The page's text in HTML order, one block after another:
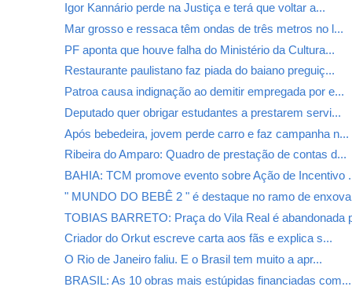
Igor Kannário perde na Justiça e terá que voltar a...
Mar grosso e ressaca têm ondas de três metros no l...
PF aponta que houve falha do Ministério da Cultura...
Restaurante paulistano faz piada do baiano preguiç...
Patroa causa indignação ao demitir empregada por e...
Deputado quer obrigar estudantes a prestarem servi...
Após bebedeira, jovem perde carro e faz campanha n...
Ribeira do Amparo: Quadro de prestação de contas d...
BAHIA: TCM promove evento sobre Ação de Incentivo
" MUNDO DO BEBÊ 2 " é destaque no ramo de
TOBIAS BARRETO: Praça do Vila Real é abandonada
Criador do Orkut escreve carta aos fãs e explica s...
O Rio de Janeiro faliu. E o Brasil tem muito a apr...
BRASIL: As 10 obras mais estúpidas financiadas com...